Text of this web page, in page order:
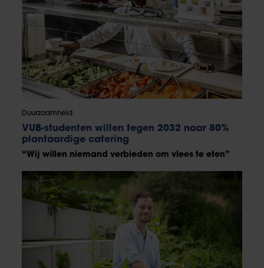
Duurzaamheid
VUB-studenten willen tegen 2032 naar 80%
plantaardige catering
“Wij willen niemand verbieden om vlees te eten”